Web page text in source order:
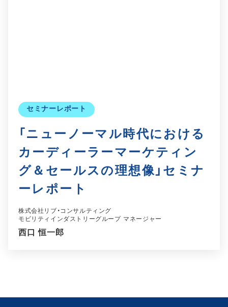
セミナーレポート
「ニューノーマル時代における
カーディーラーマーケティン
グ＆セールスの理想像」セミナ
ーレポート
株式会社リブ・コンサルティング
モビリティインダストリーグループ マネージャー
西口 恒一郎